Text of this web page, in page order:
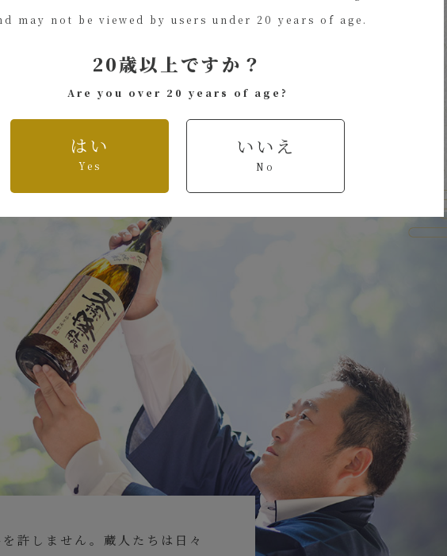
許しません。蔵人たちは日々
may not be viewed by users under 20 years of age.
20歳以上ですか？
Are you over 20 years of age?
はい
Yes
いいえ
No